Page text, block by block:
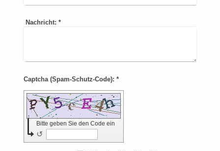
Nachricht: *
Captcha (Spam-Schutz-Code): *
Bitte geben Sie den Code ein
↺